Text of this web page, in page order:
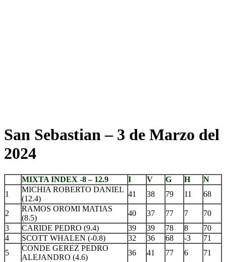
San Sebastian – 3 de Marzo del
2024
MIXTA INDEX -8 – 12.9 I V G H
N
1
MICHIA ROBERTO DANIEL
(12.4)
41 38 79 11 68
2
RAMOS OROMI MATIAS
(8.5)
40 37 77 7
70
3
CARIDE PEDRO (9.4) 39 39 78 8
70
4
SCOTT WHALEN (-0.8) 32 36 68 -3
71
5
CONDE GEREZ PEDRO
ALEJANDRO (4.6)
36 41 77 6
71